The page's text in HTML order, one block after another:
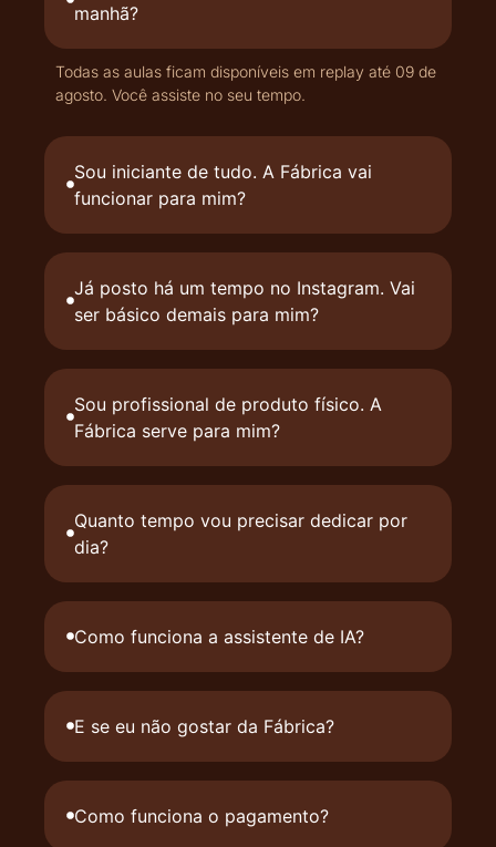
manhã?
Todas as aulas ficam disponíveis em replay até 09 de
agosto. Você assiste no seu tempo.
Sou iniciante de tudo. A Fábrica vai
funcionar para mim?
Já posto há um tempo no Instagram. Vai
ser básico demais para mim?
Sou profissional de produto físico. A
Fábrica serve para mim?
Quanto tempo vou precisar dedicar por
dia?
Como funciona a assistente de IA?
E se eu não gostar da Fábrica?
Como funciona o pagamento?